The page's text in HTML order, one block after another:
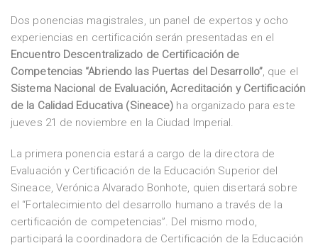
Dos ponencias magistrales, un panel de expertos y ocho
experiencias en certificación serán presentadas en el
Encuentro Descentralizado de Certificación de
Competencias “Abriendo las Puertas del Desarrollo”, que el
Sistema Nacional de Evaluación, Acreditación y Certificación
de la Calidad Educativa (Sineace) ha organizado para este
jueves 21 de noviembre en la Ciudad Imperial.
La primera ponencia estará a cargo de la directora de
Evaluación y Certificación de la Educación Superior del
Sineace, Verónica Alvarado Bonhote, quien disertará sobre
el “Fortalecimiento del desarrollo humano a través de la
certificación de competencias”. Del mismo modo,
participará la coordinadora de Certificación de la Educación